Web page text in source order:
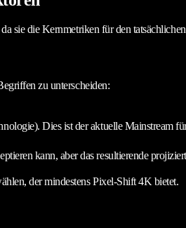
sie die Kernmetriken für den
zu unterscheiden:
Dies ist der aktuelle Mainstream
kann, aber das resultierende
der mindestens Pixel-Shift 4K bietet.